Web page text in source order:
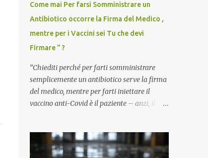
Come mai Per farsi Somministrare un
Antibiotico occorre la Firma del Medico ,
mentre per i Vaccini sei Tu che devi
Firmare ” ?
“Chiediti perché per farti somministrare
semplicemente un antibiotico serve la firma
del medico, mentre per farti iniettare il
vaccino anti-Covid è il paziente – anzi, il
domanda tanto semplice quanto devastante
quella posta dal dottor Andrea Stramezzi,